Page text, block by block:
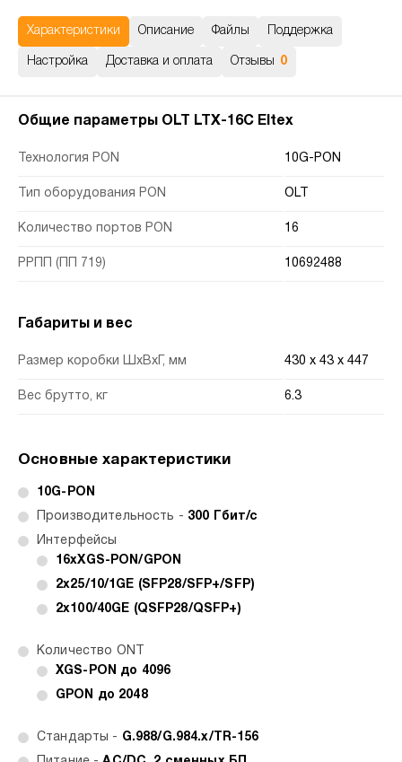
Характеристики Описание Файлы Поддержка
Настройка Доставка и оплата Отзывы 0
Общие параметры OLT LTX-16C Eltex
Технология PON 10G-PON
Тип оборудования PON OLT
Количество портов PON 16
РРПП (ПП 719) 10692488
Габариты и вес
Размер коробки ШхВхГ, мм 430 x 43 x 447
Вес брутто, кг 6.3
Основные характеристики
10G-PON
Производительность - 300 Гбит/с
Интерфейсы
16хXGS-PON/GPON
2х25/10/1GE (SFP28/SFP+/SFP)
2х100/40GE (QSFP28/QSFP+)
Количество ONT
XGS-PON до 4096
GPON до 2048
Стандарты - G.988/G.984.x/TR-156